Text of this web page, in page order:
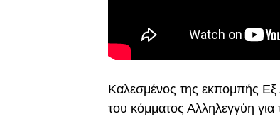
Καλεσμένος της εκπομπής
του κόμματος Αλληλεγγύη για